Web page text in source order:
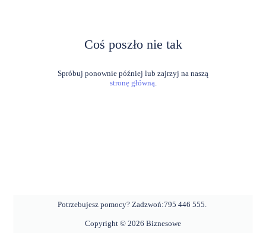
Coś poszło nie tak
stronę główną.
Potrzebujesz pomocy? Zadzwoń:795 446 555.
Copyright © 2026 Biznesowe